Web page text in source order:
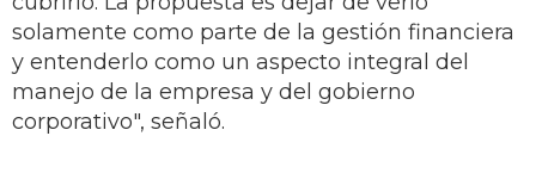
solamente como parte de la gestión financiera
y entenderlo como un aspecto integral del
manejo de la empresa y del gobierno
corporativo", señaló.